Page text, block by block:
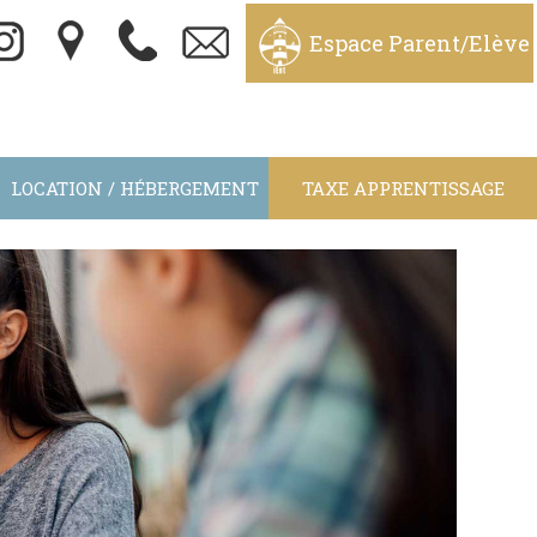
Espace Parent/Elève
LOCATION / HÉBERGEMENT TAXE APPRENTISSAGE